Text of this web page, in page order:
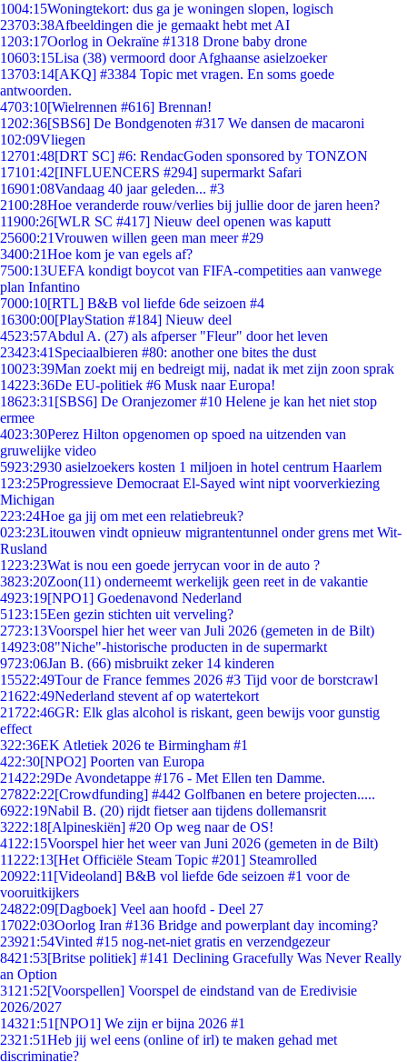
1004:15Woningtekort: dus ga je woningen slopen, logisch
23703:38Afbeeldingen die je gemaakt hebt met AI
1203:17Oorlog in Oekraïne #1318 Drone baby drone
10603:15Lisa (38) vermoord door Afghaanse asielzoeker
13703:14[AKQ] #3384 Topic met vragen. En soms goede
antwoorden.
4703:10[Wielrennen #616] Brennan!
1202:36[SBS6] De Bondgenoten #317 We dansen de macaroni
102:09Vliegen
12701:48[DRT SC] #6: RendacGoden sponsored by TONZON
17101:42[INFLUENCERS #294] supermarkt Safari
16901:08Vandaag 40 jaar geleden... #3
2100:28Hoe veranderde rouw/verlies bij jullie door de jaren heen?
11900:26[WLR SC #417] Nieuw deel openen was kaputt
25600:21Vrouwen willen geen man meer #29
3400:21Hoe kom je van egels af?
7500:13UEFA kondigt boycot van FIFA-competities aan vanwege
plan Infantino
7000:10[RTL] B&B vol liefde 6de seizoen #4
16300:00[PlayStation #184] Nieuw deel
4523:57Abdul A. (27) als afperser "Fleur" door het leven
23423:41 Speciaalbieren #80: another one bites the dust
10023:39Man zoekt mij en bedreigt mij, nadat ik met zijn zoon sprak
14223:36De EU-politiek #6 Musk naar Europa!
18623:31 [SBS6] De Oranjezomer #10 Helene je kan het niet stop
ermee
4023:30Perez Hilton opgenomen op spoed na uitzenden van
gruwelijke video
5923:2930 asielzoekers kosten 1 miljoen in hotel centrum Haarlem
1 23:25Progressieve Democraat El-Sayed wint nipt voorverkiezing
Michigan
223:24Hoe ga jij om met een relatiebreuk?
023:23Litouwen vindt opnieuw migrantentunnel onder grens met Wit-
Rusland
1223:23Wat is nou een goede jerrycan voor in de auto ?
3823:20Zoon(11) onderneemt werkelijk geen reet in de vakantie
4923:19[NPO1] Goedenavond Nederland
51 23:15Een gezin stichten uit verveling?
2723:13Voorspel hier het weer van Juli 2026 (gemeten in de Bilt)
14923:08"Niche"-historische producten in de supermarkt
9723:06Jan B. (66) misbruikt zeker 14 kinderen
15522:49Tour de France femmes 2026 #3 Tijd voor de borstcrawl
21622:49Nederland stevent af op watertekort
21722:46GR: Elk glas alcohol is riskant, geen bewijs voor gunstig
effect
322:36EK Atletiek 2026 te Birmingham #1
422:30[NPO2] Poorten van Europa
21422:29De Avondetappe #176 - Met Ellen ten Damme.
27822:22[Crowdfunding] #442 Golfbanen en betere projecten.....
6922:19Nabil B. (20) rijdt fietser aan tijdens dollemansrit
3222:18[Alpineskiën] #20 Op weg naar de OS!
41 22:15Voorspel hier het weer van Juni 2026 (gemeten in de Bilt)
11222:13[Het Officiële Steam Topic #201] Steamrolled
20922:11 [Videoland] B&B vol liefde 6de seizoen #1 voor de
vooruitkijkers
24822:09[Dagboek] Veel aan hoofd - Deel 27
17022:03Oorlog Iran #136 Bridge and powerplant day incoming?
23921:54Vinted #15 nog-net-niet gratis en verzendgezeur
8421:53[Britse politiek] #141 Declining Gracefully Was Never Really
an Option
31 21:52[Voorspellen] Voorspel de eindstand van de Eredivisie
2026/2027
14321:51 [NPO1] We zijn er bijna 2026 #1
2321:51Heb jij wel eens (online of irl) te maken gehad met
discriminatie?